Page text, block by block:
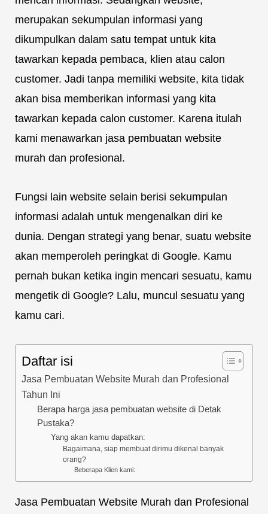
merupakan sekumpulan informasi yang
dikumpulkan dalam satu tempat untuk kita
tawarkan kepada pembaca, klien atau calon
customer. Jadi tanpa memiliki website, kita tidak
akan bisa memberikan informasi yang kita
tawarkan kepada calon customer. Karena itulah
kami menawarkan jasa pembuatan website
murah dan profesional.
Fungsi lain website selain berisi sekumpulan
informasi adalah untuk mengenalkan diri ke
dunia. Dengan strategi yang benar, suatu website
akan memperoleh peringkat di Google. Kamu
pernah bukan ketika ingin mencari sesuatu, kamu
mengetik di Google? Lalu, muncul sesuatu yang
kamu cari.
Daftar isi
Jasa Pembuatan Website Murah dan Profesional
Tahun Ini
Berapa harga jasa pembuatan website di Detak
Pustaka?
Yang akan kamu dapatkan:
Bagaimana, siap membuat dirimu dikenal banyak
orang?
Beberapa Klien kami:
Jasa Pembuatan Website Murah dan Profesional